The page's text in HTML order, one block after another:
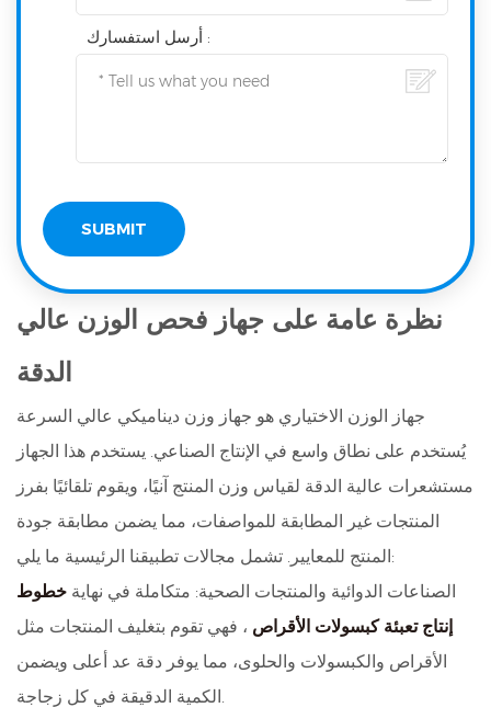
أرسل استفسارك :
نظرة عامة على جهاز فحص الوزن عالي
الدقة
جهاز الوزن الاختياري هو جهاز وزن ديناميكي عالي السرعة
يُستخدم على نطاق واسع في الإنتاج الصناعي. يستخدم هذا الجهاز
مستشعرات عالية الدقة لقياس وزن المنتج آنيًا، ويقوم تلقائيًا بفرز
المنتجات غير المطابقة للمواصفات، مما يضمن مطابقة جودة
المنتج للمعايير. تشمل مجالات تطبيقنا الرئيسية ما يلي:
الصناعات الدوائية والمنتجات الصحية: متكاملة في نهاية خطوط
إنتاج تعبئة كبسولات الأقراص ، فهي تقوم بتغليف المنتجات مثل
الأقراص والكبسولات والحلوى، مما يوفر دقة عد أعلى ويضمن
الكمية الدقيقة في كل زجاجة.